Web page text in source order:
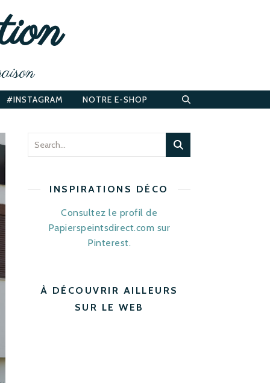
#INSTAGRAM NOTRE E-SHOP
INSPIRATIONS DÉCO
Consultez le profil de
Papierspeintsdirect.com sur
Pinterest.
À DÉCOUVRIR AILLEURS
SUR LE WEB